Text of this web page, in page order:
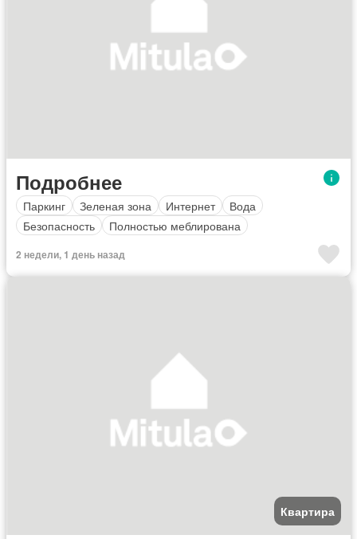
Подробнее
Паркинг Зеленая зона Интернет
Вода
Безопасность
Полностью меблирована
2 недели, 1 день назад
Квартира